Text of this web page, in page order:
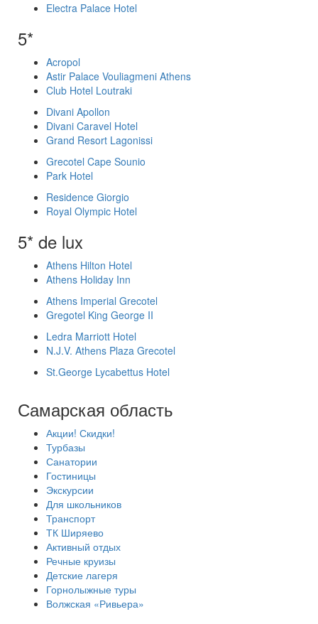
Electra Palace Hotel
5*
Acropol
Astir Palace Vouliagmeni Athens
Club Hotel Loutraki
Divani Apollon
Divani Caravel Hotel
Grand Resort Lagonissi
Grecotel Cape Sounio
Park Hotel
Residence Giorgio
Royal Olympic Hotel
5* de lux
Athens Hilton Hotel
Athens Holiday Inn
Athens Imperial Grecotel
Gregotel King George II
Ledra Marriott Hotel
N.J.V. Athens Plaza Grecotel
St.George Lycabettus Hotel
Самарская область
Акции! Скидки!
Турбазы
Санатории
Гостиницы
Экскурсии
Для школьников
Транспорт
ТК Ширяево
Активный отдых
Речные круизы
Детские лагеря
Горнолыжные туры
Волжская «Ривьера»